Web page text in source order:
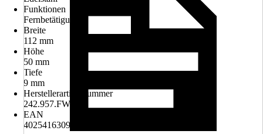
Funktionen
Fernbetätigung
Breite
112 mm
Höhe
50 mm
Tiefe
9 mm
Herstellerartikelnummer
242.957.FW.1
EAN
4025416309680